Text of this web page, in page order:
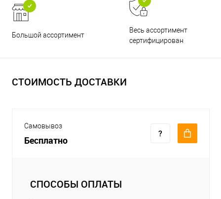
Большой ассортимент
Весь ассортимент
сертифицирован
СТОИМОСТЬ ДОСТАВКИ
Самовывоз
Бесплатно
СПОСОБЫ ОПЛАТЫ